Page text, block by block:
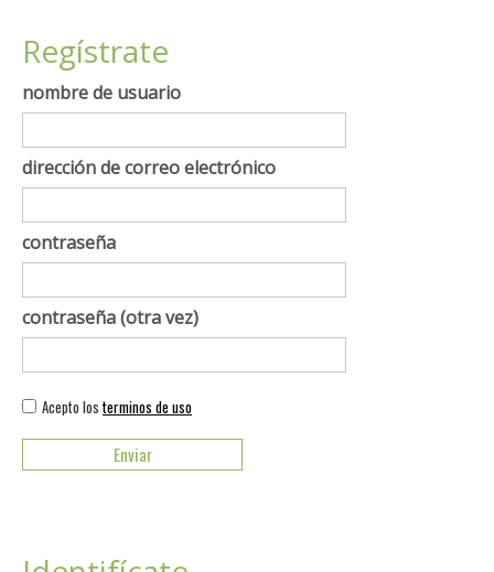
Regístrate
nombre de usuario
dirección de correo electrónico
contraseña
contraseña (otra vez)
Acepto los terminos de uso